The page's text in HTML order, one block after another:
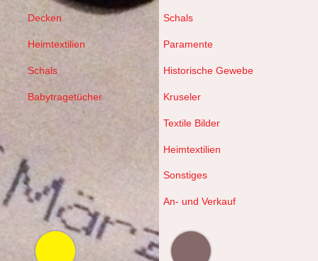
Decken
Heimtextilien
Schals
Babytragetücher
Schals
Paramente
Historische Gewebe
Kruseler
Textile Bilder
Heimtextilien
Sonstiges
An- und Verkauf